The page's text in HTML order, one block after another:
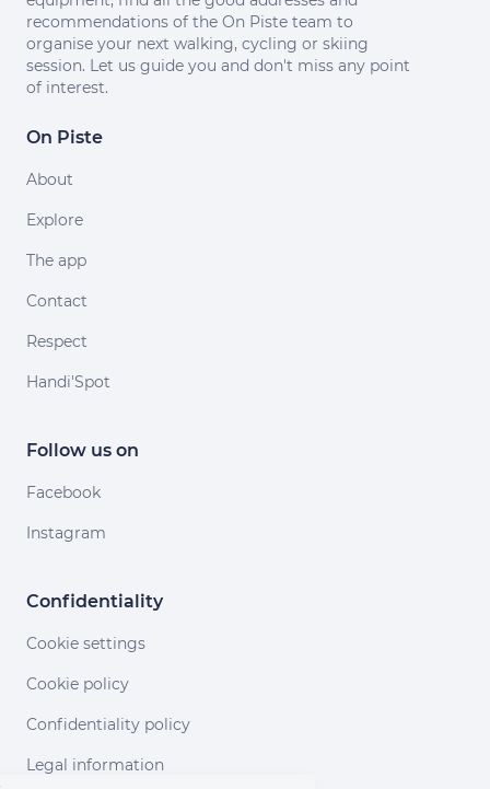
recommendations of the On Piste team to
organise your next walking, cycling or skiing
session. Let us guide you and don't miss any point
of interest.
On Piste
About
Explore
The app
Contact
Respect
Handi'Spot
Follow us on
Facebook
Instagram
Confidentiality
Cookie settings
Cookie policy
Confidentiality policy
Legal information